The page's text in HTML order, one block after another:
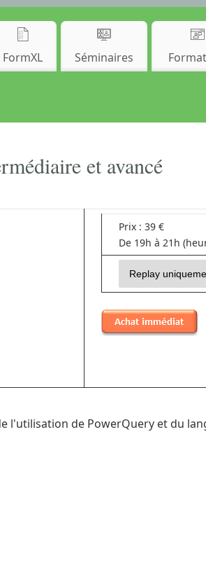
FormXL Séminaires
et avancé
Prix : 39 €
De 19h à 21h
l'utilisation de PowerQuery et du